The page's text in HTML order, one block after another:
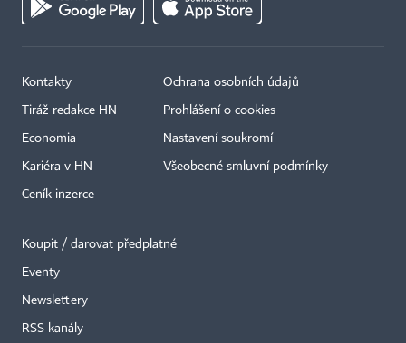
Kontakty
Tiráž redakce HN
Economia
Kariéra v HN
Ceník inzerce
Ochrana osobních údajů
Prohlášení o cookies
Nastavení soukromí
Všeobecné smluvní podmínky
Koupit / darovat předplatné
Eventy
Newslettery
RSS kanály